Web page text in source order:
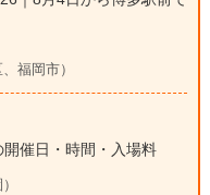
福岡市）
催日・時間・入場料